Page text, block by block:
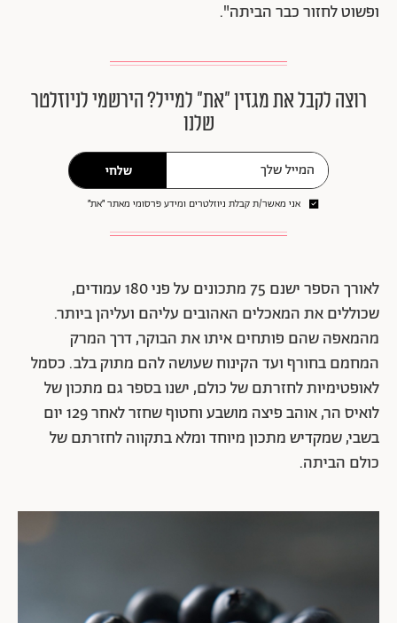
ופשוט לחזור כבר הביתה".
רוצה לקבל את מגזין ״את״ למייל? הירשמי לניוזלטר
שלנו
שלחי
אני מאשר/ת קבלת ניוזלטרים ומידע פרסומי מאתר ״את״
לאורך הספר ישנם 75 מתכונים על פני 180 עמודים,
שכוללים את המאכלים האהובים עליהם ועליהן ביותר.
מהמאפה שהם פותחים איתו את הבוקר, דרך המרק
המחמם בחורף ועד הקינוח שעושה להם מתוק בלב. כסמל
לאופטימיות לחזרתם של כולם, ישנו בספר גם מתכון של
לואיס הר, אוהב פיצה מושבע וחטוף שחזר לאחר 129 יום
בשבי, שמקדיש מתכון מיוחד ומלא בתקווה לחזרתם של
כולם הביתה.